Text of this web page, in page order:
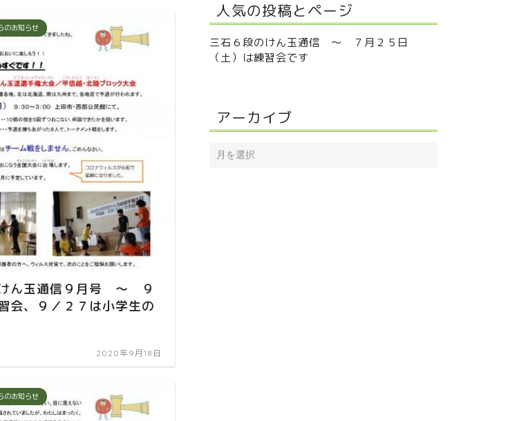
のお知らせ
ん玉通信９月号 ～ ９
会、９／２７は小学生の
2020年9月18日
のお知らせ
人気の投稿とページ
三石６段のけん玉通信 ～ ７月２５日
（土）は練習会です
アーカイブ